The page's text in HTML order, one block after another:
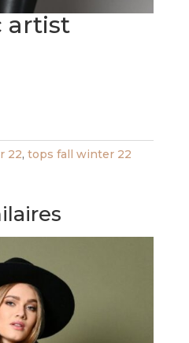
artist
22, tops fall winter 22